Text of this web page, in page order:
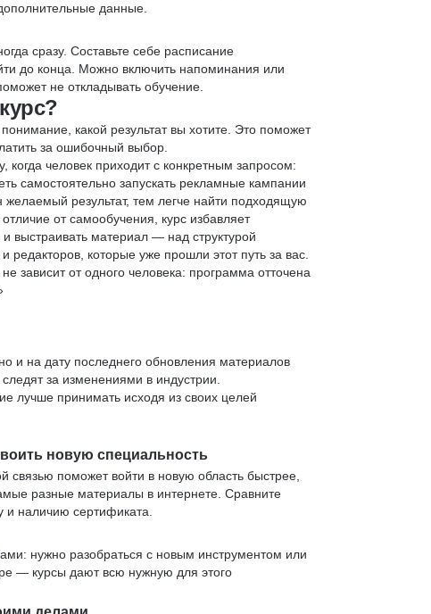
данные.
сразу. Составьте себе расписание
до конца. Можно включить напоминания или
не откладывать обучение.
какой результат вы хотите. Это поможет
за ошибочный выбор.
человек приходит с конкретным запросом:
самостоятельно запускать рекламные кампании
результат, тем легче найти подходящую
от самообучения, курс избавляет
выстраивать материал — над структурой
которые уже прошли этот путь за вас.
зависит от одного человека: программа отточена
и на дату последнего обновления материалов
за изменениями в индустрии.
лучше принимать исходя из своих целей
новую специальность
связью поможет войти в новую область быстрее,
разные материалы в интернете. Сравните
и наличию сертификата.
нужно разобраться с новым инструментом или
— курсы дают всю нужную для этого